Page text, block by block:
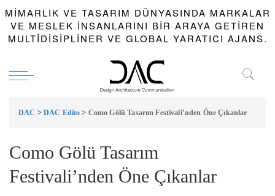
MIMARLIK VE TASARIM DÜNYASINDA MARKALAR
VE MESLEK INSANLARINI BIR ARAYA GETIREN
MULTIDISIPLINER VE GLOBAL YARATICI AJANS.
DAC > DAC Edito > Como Gölü Tasarım Festivali’nden Öne Çıkanlar
Como Gölü Tasarım
Festivali’nden Öne Çıkanlar